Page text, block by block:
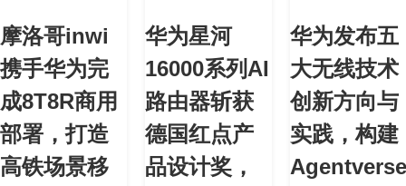
摩洛哥inwi
携手华为完
成8T8R商用
部署，打造
高铁场景移
华为星河
16000系列AI
路由器斩获
德国红点产
品设计奖，
华为发布五
大无线技术
创新方向与
实践，构建
Agentverse